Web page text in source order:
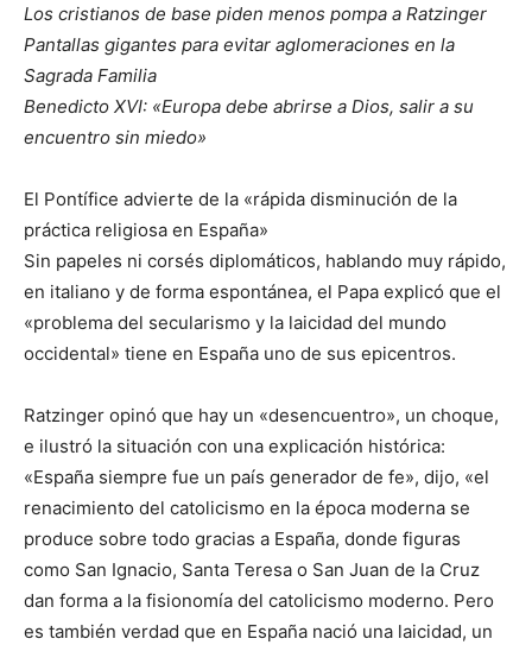
Los cristianos de base piden menos pompa a Ratzinger
Pantallas gigantes para evitar aglomeraciones en la
Sagrada Familia
Benedicto XVI: «Europa debe abrirse a Dios, salir a su
encuentro sin miedo»
El Pontífice advierte de la «rápida disminución de la
práctica religiosa en España»
Sin papeles ni corsés diplomáticos, hablando muy rápido,
en italiano y de forma espontánea, el Papa explicó que el
«problema del secularismo y la laicidad del mundo
occidental» tiene en España uno de sus epicentros.
Ratzinger opinó que hay un «desencuentro», un choque,
e ilustró la situación con una explicación histórica:
«España siempre fue un país generador de fe», dijo, «el
renacimiento del catolicismo en la época moderna se
produce sobre todo gracias a España, donde figuras
como San Ignacio, Santa Teresa o San Juan de la Cruz
dan forma a la fisionomía del catolicismo moderno. Pero
es también verdad que en España nació una laicidad, un